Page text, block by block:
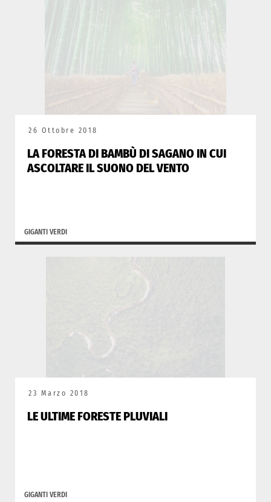
26 Ottobre 2018
LA FORESTA DI BAMBÙ DI SAGANO IN CUI
ASCOLTARE IL SUONO DEL VENTO
GIGANTI VERDI
23 Marzo 2018
LE ULTIME FORESTE PLUVIALI
GIGANTI VERDI